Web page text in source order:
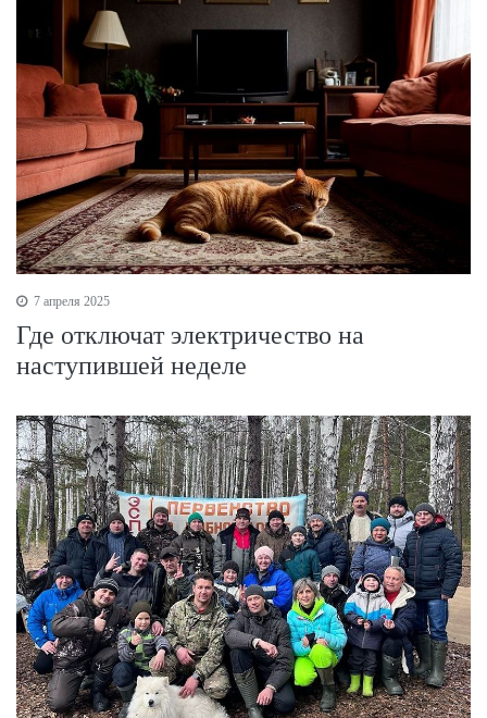
7 апреля 2025
Где отключат электричество на
наступившей неделе